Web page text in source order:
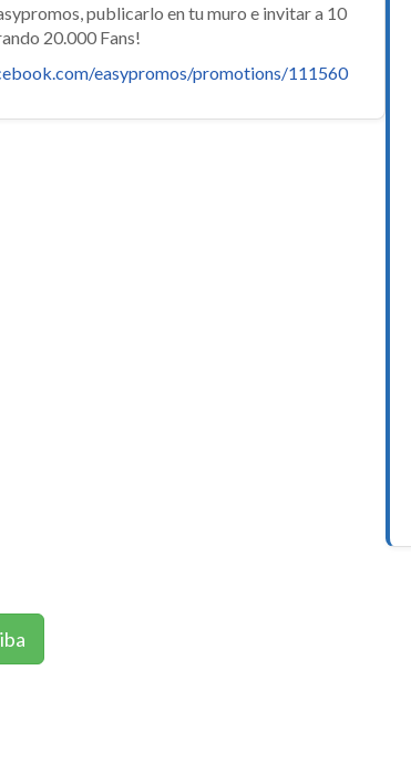
publicarlo en tu muro e invitar a 10
20.000 Fans!
easypromos/promotions/111560